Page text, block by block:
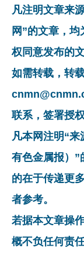
凡注明文章来
网”的文章，
权同意发布的文
如需转载，转
联系，签署授
凡本网注明“
有色金属报）”
的在于传递更
者参考。
若据本文章操
概不负任何责任